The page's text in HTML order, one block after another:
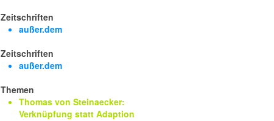
Zeitschriften
außer.dem
Zeitschriften
außer.dem
Themen
Thomas von Steinaecker:
Verknüpfung statt Adaption